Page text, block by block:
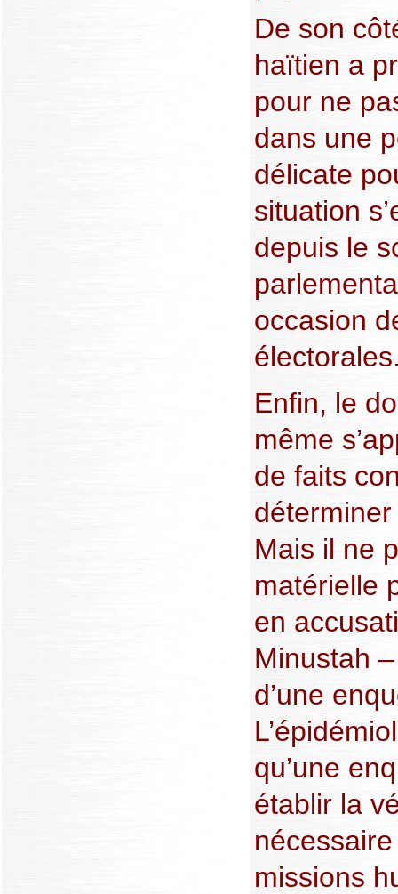
De son
haïtien a
pour ne
dans une
délicate
situation
depuis le
occasion
Enfin, le
même
de faits
déterminer
Mais il ne
matérielle
en
Minustah –
d’une
qu’une
établir la
missions